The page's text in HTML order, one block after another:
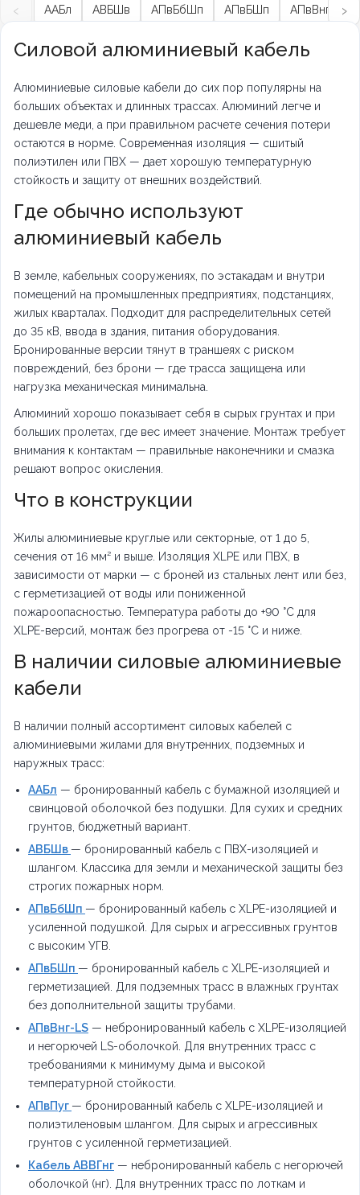
‹ ААБл АВБШв АПвБбШп АПвБШп АПвВнг-LS
›
Силовой алюминиевый кабель
Алюминиевые силовые кабели до сих пор популярны на
больших объектах и длинных трассах. Алюминий легче и
дешевле меди, а при правильном расчете сечения потери
остаются в норме. Современная изоляция — сшитый
полиэтилен или ПВХ — дает хорошую температурную
стойкость и защиту от внешних воздействий.
Где обычно используют
алюминиевый кабель
В земле, кабельных сооружениях, по эстакадам и внутри
помещений на промышленных предприятиях, подстанциях,
жилых кварталах. Подходит для распределительных сетей
до 35 кВ, ввода в здания, питания оборудования.
Бронированные версии тянут в траншеях с риском
повреждений, без брони — где трасса защищена или
нагрузка механическая минимальна.
Алюминий хорошо показывает себя в сырых грунтах и при
больших пролетах, где вес имеет значение. Монтаж требует
внимания к контактам — правильные наконечники и смазка
решают вопрос окисления.
Что в конструкции
Жилы алюминиевые круглые или секторные, от 1 до 5,
сечения от 16 мм² и выше. Изоляция XLPE или ПВХ, в
зависимости от марки — с броней из стальных лент или без,
с герметизацией от воды или пониженной
пожароопасностью. Температура работы до +90 °C для
XLPE-версий, монтаж без прогрева от -15 °C и ниже.
В наличии силовые алюминиевые
кабели
В наличии полный ассортимент силовых кабелей с
алюминиевыми жилами для внутренних, подземных и
наружных трасс:
ААБл — бронированный кабель с бумажной изоляцией и
свинцовой оболочкой без подушки. Для сухих и средних
грунтов, бюджетный вариант.
АВБШв — бронированный кабель с ПВХ-изоляцией и
шлангом. Классика для земли и механической защиты без
строгих пожарных норм.
АПвБбШп — бронированный кабель с XLPE-изоляцией и
усиленной подушкой. Для сырых и агрессивных грунтов
с высоким УГВ.
АПвБШп — бронированный кабель с XLPE-изоляцией и
герметизацией. Для подземных трасс в влажных грунтах
без дополнительной защиты трубами.
АПвВнг-LS — небронированный кабель с XLPE-изоляцией
и негорючей LS-оболочкой. Для внутренних трасс с
требованиями к минимуму дыма и высокой
температурной стойкости.
АПвПуг — бронированный кабель с XLPE-изоляцией и
полиэтиленовым шлангом. Для сырых и агрессивных
грунтов с усиленной герметизацией.
Кабель АВВГнг — небронированный кабель с негорючей
оболочкой (нг). Для внутренних трасс по лоткам и